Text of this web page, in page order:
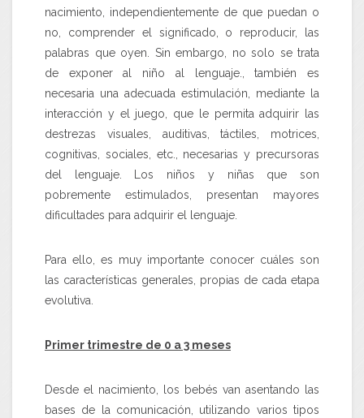
nacimiento, independientemente de que puedan o
no, comprender el significado, o reproducir, las
palabras que oyen. Sin embargo, no solo se trata
de exponer al niño al lenguaje., también es
necesaria una adecuada estimulación, mediante la
interacción y el juego, que le permita adquirir las
destrezas visuales, auditivas, táctiles, motrices,
cognitivas, sociales, etc., necesarias y precursoras
del lenguaje. Los niños y niñas que son
pobremente estimulados, presentan mayores
dificultades para adquirir el lenguaje.
Para ello, es muy importante conocer cuáles son
las características generales, propias de cada etapa
evolutiva.
Primer trimestre de 0 a 3 meses
Desde el nacimiento, los bebés van asentando las
bases de la comunicación, utilizando varios tipos